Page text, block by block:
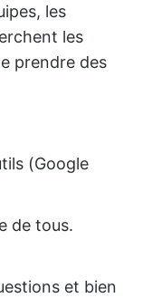
les
les
prendre des
(Google
de tous.
et bien